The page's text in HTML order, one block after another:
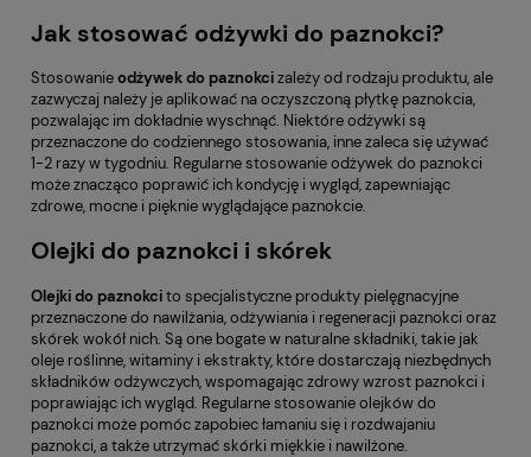
Jak stosować odżywki do paznokci?
Stosowanieodżywek do paznokcizależy od rodzaju produktu, ale
zazwyczaj należy je aplikować na oczyszczoną płytkę paznokcia,
pozwalając im dokładnie wyschnąć. Niektóre odżywki są
przeznaczone do codziennego stosowania, inne zaleca się używać
1-2 razy w tygodniu. Regularne stosowanie odżywek do paznokci
może znacząco poprawić ich kondycję i wygląd, zapewniając
zdrowe, mocne i pięknie wyglądające paznokcie.
Olejki do paznokci i skórek
Olejki do paznokcito specjalistyczne produkty pielęgnacyjne
przeznaczone do nawilżania, odżywiania i regeneracji paznokci oraz
skórek wokół nich. Są one bogate w naturalne składniki, takie jak
oleje roślinne, witaminy i ekstrakty, które dostarczają niezbędnych
składników odżywczych, wspomagając zdrowy wzrost paznokci i
poprawiając ich wygląd. Regularne stosowanie olejków do
paznokci może pomóc zapobiec łamaniu się i rozdwajaniu
paznokci, a także utrzymać skórki miękkie i nawilżone.